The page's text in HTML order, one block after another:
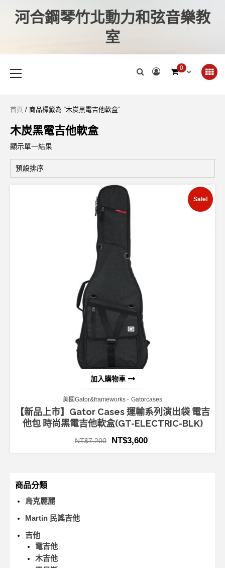
河合鋼琴竹北動力和弦音樂教
室
0
首頁 / 商品標籤為 “木炭黑電吉他軟盒”
木炭黑電吉他軟盒
顯示單一結果
加入購物車
Sale!
美國Gator&frameworks Gatorcases
【新品上市】Gator Cases 運輸系列演出袋 電吉
他包 時尚黑電吉他軟盒(GT-ELECTRIC-BLK)
NT$7,200 NT$3,600
商品分類
烏克麗麗
Martin 民謠吉他
吉他
電吉他
木吉他